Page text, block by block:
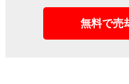
無料で売